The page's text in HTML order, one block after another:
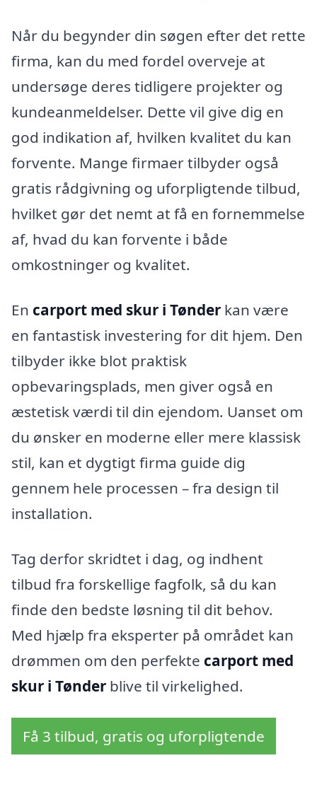
Når du begynder din søgen efter det rette
firma, kan du med fordel overveje at
undersøge deres tidligere projekter og
kundeanmeldelser. Dette vil give dig en
god indikation af, hvilken kvalitet du kan
forvente. Mange firmaer tilbyder også
gratis rådgivning og uforpligtende tilbud,
hvilket gør det nemt at få en fornemmelse
af, hvad du kan forvente i både
omkostninger og kvalitet.
En carport med skur i Tønder kan være
en fantastisk investering for dit hjem. Den
tilbyder ikke blot praktisk
opbevaringsplads, men giver også en
æstetisk værdi til din ejendom. Uanset om
du ønsker en moderne eller mere klassisk
stil, kan et dygtigt firma guide dig
gennem hele processen – fra design til
installation.
Tag derfor skridtet i dag, og indhent
tilbud fra forskellige fagfolk, så du kan
finde den bedste løsning til dit behov.
Med hjælp fra eksperter på området kan
drømmen om den perfekte carport med
skur i Tønder blive til virkelighed.
Få 3 tilbud, gratis og uforpligtende